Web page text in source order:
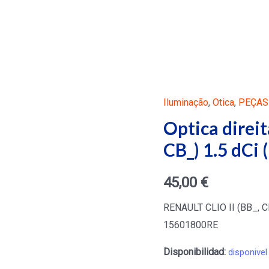
Iluminação, Otica, PEÇAS
Optica
CB_) 1.5 dCi
45,00 €
RENAULT CLIO II (BB_,
15601800RE
Disponibilidad: disponivel